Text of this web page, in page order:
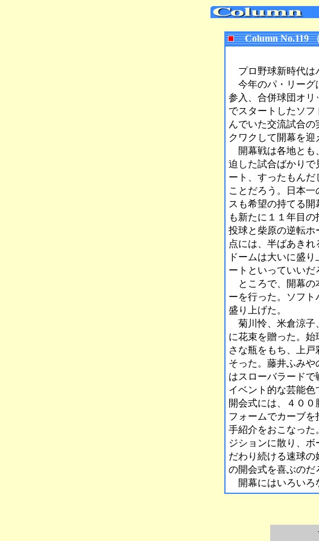
Column No.119 （
プロ野球新時代は
今年のパ・リーグ
参入、合併球団オリ
でスタートしたソ
んでいた交流試合
クワクして開幕を迎
開幕戦は各地とも
迫した試合ばかりで
ート、すったもん
ことだろう。日本
スも希望の持てる
も新たに１１年目
投球と柴原の逆転ホ
点には、半ばあき
ドームは大いに盛
ートといっていいだ
ところで、開幕の
ーを行った。ソフ
盛り上げた。
菊川怜、米倉涼子
に花束を贈った。
さな瓶をもち、上
そった。藤井ふみや
はスローバラードで
イベント的な芸能
開会式には、４０
フォームでカーブ
手紹介をおこなった
ジションに散り、
だわり続ける速球
の開会式を喜ぶのだ
開幕にはいろいろ